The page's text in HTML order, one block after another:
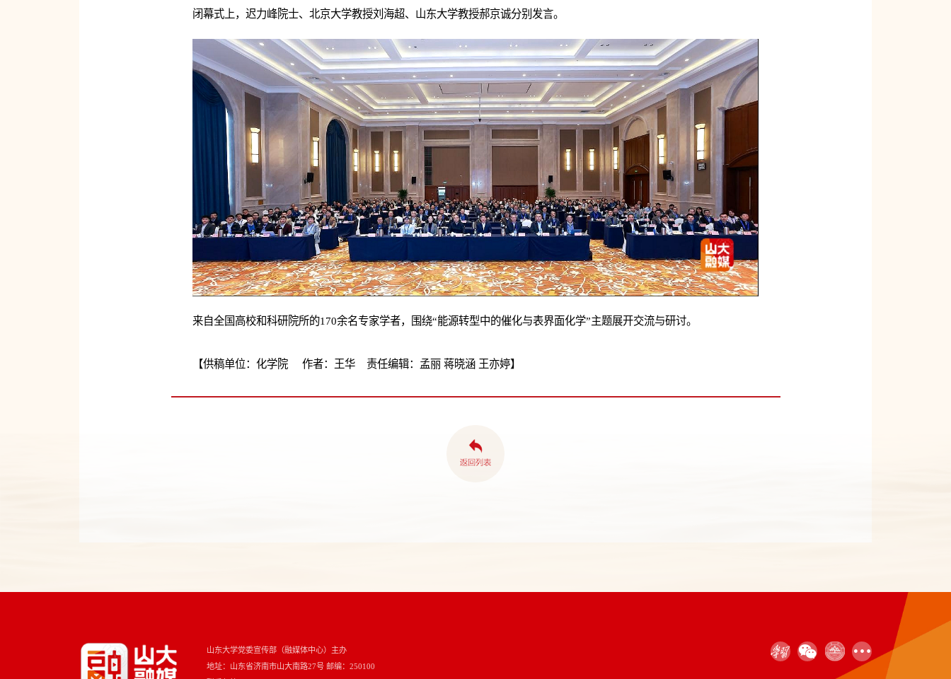
闭幕式上，迟力峰院士、北京大学教授刘海超、山东大学教授郝京诚分别发言。
来自全国高校和科研院所的170余名专家学者，围绕“能源转型中的催化与表界面化学”主题展开交流与研讨。
【供稿单位：化学院 作者：王华 责任编辑：孟丽 蒋晓涵 王亦婷】
山东大学党委宣传部（融媒体中心）主办
地址：山东省济南市山大南路27号 邮编：250100